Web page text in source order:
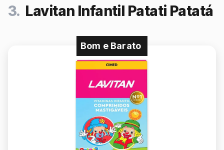
3. Lavitan Infantil Patati Patatá
Bom e Barato